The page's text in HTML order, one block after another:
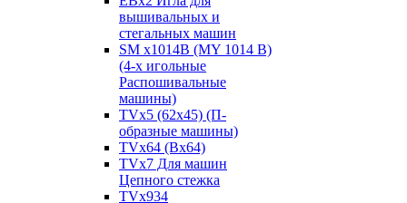
вышивальных и
стегальных машин
SM x1014B (MY 1014 B)
(4-х игольные
Распошивальные
машины)
TVх5 (62х45) (П-
образные машины)
TVх64 (Вх64)
TVх7 Для машин
Цепного стежка
TVх934